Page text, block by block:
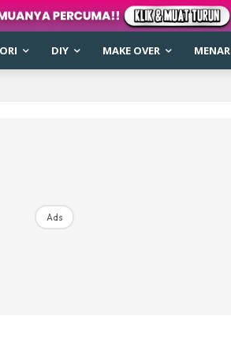
DIY MAKE OVER
Ads